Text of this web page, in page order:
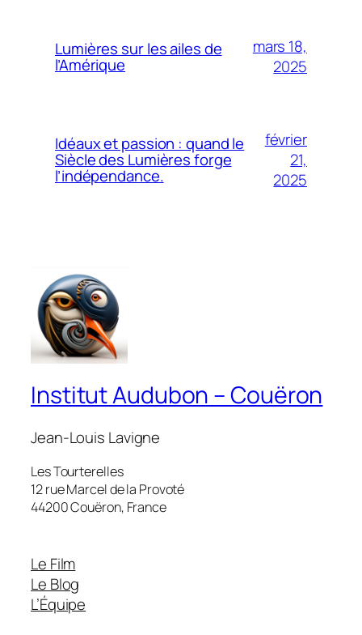
Lumières sur les ailes de
l’Amérique
mars 18,
2025
Idéaux et passion : quand le
Siècle des Lumières forge
l’indépendance.
février
21,
2025
Institut Audubon – Couëron
Jean-Louis Lavigne
Les Tourterelles
12 rue Marcel de la Provoté
44200 Couëron, France
Le Film
Le Blog
L’Équipe